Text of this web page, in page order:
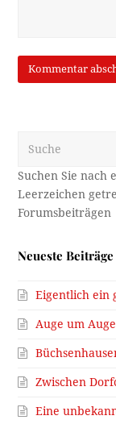
Neueste Beiträge
Eigentlich ein
Auge um Auge
Zwischen
Eine